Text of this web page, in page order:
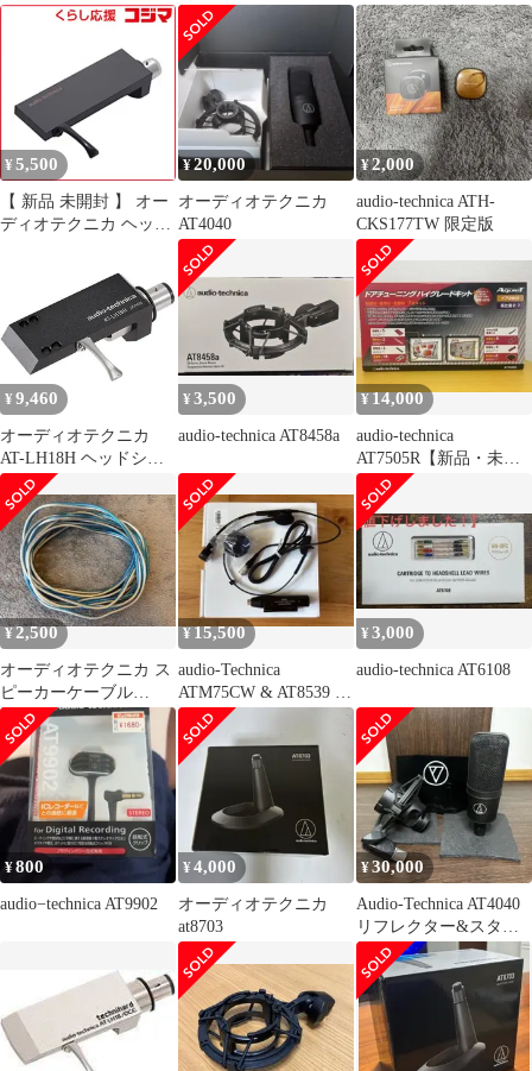
インシュレーター
ト
¥ 5,500
【 新品 未開封 】 オー
ディオテクニカ ヘッド
¥20,000
オーディオテクニカ
AT4040
¥2,000
audio-technica ATH-
CKS177TW 限定版
¥ 9,460
オーディオテクニカ
AT-LH18H ヘッドシェ
ル ATLH18H
¥3,500
audio-technica AT8458a
¥14,000
audio-technica
AT7505R【新品・未使
用】
¥2,500
オーディオテクニカ ス
ピーカーケーブル
AT7424 6m1本②
¥15,500
audio-Technica
ATM75CW & AT8539 お
値段下げました
¥3,000
audio-technica AT6108
¥800
audio−technica AT9902
¥4,000
オーディオテクニカ
at8703
¥30,000
Audio-Technica AT4040
リフレクター&スタン
ドセット